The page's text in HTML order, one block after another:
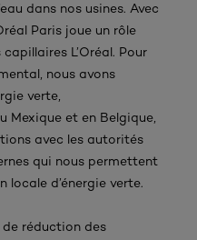
dans nos usines. Avec
Paris joue un rôle
L’Oréal. Pour
nous avons
verte,
Mexique et en Belgique,
avec les autorités
qui nous permettent
locale d’énergie verte.
réduction des